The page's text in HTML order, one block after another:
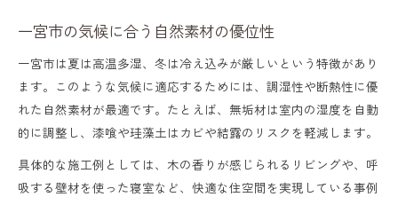
一宮市の気候に合う自然素材の優位性
一宮市は夏は高温多湿、冬は冷え込みが厳しいという特徴があり
ます。このような気候に適応するためには、調湿性や断熱性に優
れた自然素材が最適です。たとえば、無垢材は室内の湿度を自動
的に調整し、漆喰や珪藻土はカビや結露のリスクを軽減します。
具体的な施工例としては、木の香りが感じられるリビングや、呼
吸する壁材を使った寝室など、快適な住空間を実現している事例